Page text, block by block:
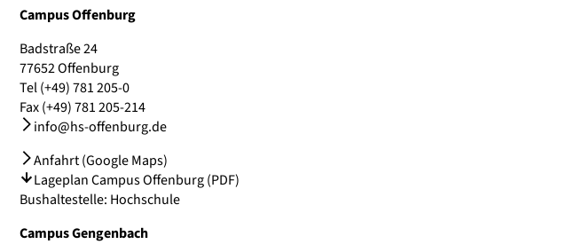
Campus Offenburg
Badstraße 24
77652 Offenburg
Tel (+49) 781 205-0
Fax (+49) 781 205-214
info@hs-offenburg.de
Anfahrt (Google Maps)
Lageplan Campus Offenburg (PDF)
Bushaltestelle: Hochschule
Campus Gengenbach